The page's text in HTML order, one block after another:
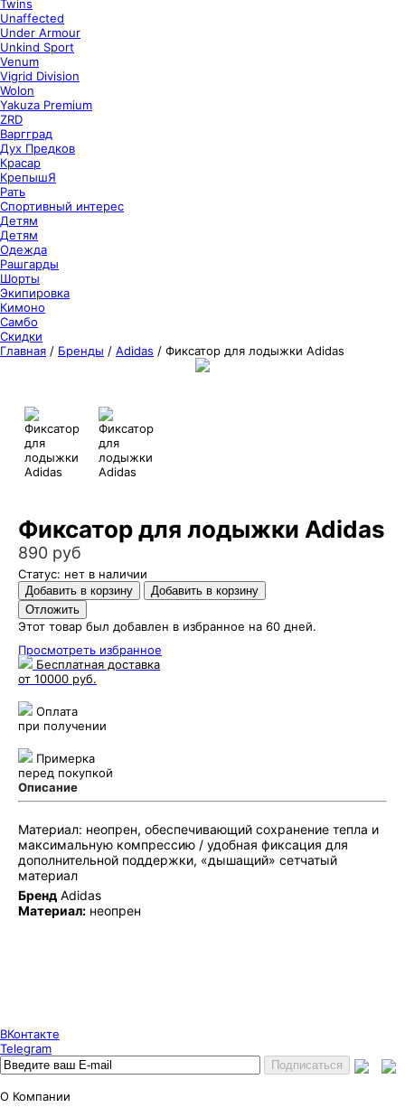
Twins
Unaffected
Under Armour
Unkind Sport
Venum
Vigrid Division
Wolon
Yakuza Premium
ZRD
Варгград
Дух Предков
Красар
КрепышЯ
Рать
Спортивный интерес
Детям
Детям
Одежда
Рашгарды
Шорты
Экипировка
Кимоно
Самбо
Скидки
Главная / Бренды / Adidas / Фиксатор для лодыжки Adidas
Фиксатор для лодыжки Adidas
890 руб
Статус: нет в наличии
Этот товар был добавлен в избранное на 60 дней.
Просмотреть избранное
Бесплатная доставка
от 10000 руб.
Оплата
при получении
Примерка
перед покупкой
Описание
Материал: неопрен, обеспечивающий сохранение тепла и
максимальную компрессию / удобная фиксация для
дополнительной поддержки, «дышащий» сетчатый
материал
Бренд Adidas
Материал: неопрен
ВКонтакте
Telegram
О Компании